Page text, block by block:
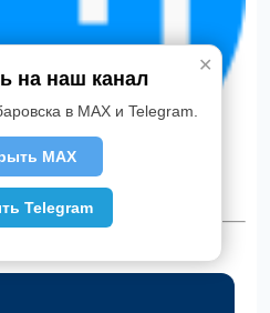
в Telegram
✕
на наш канал
в MAX и Telegram.
MAX
Telegram